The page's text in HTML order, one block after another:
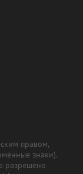
правом,
знаки).
разрешено